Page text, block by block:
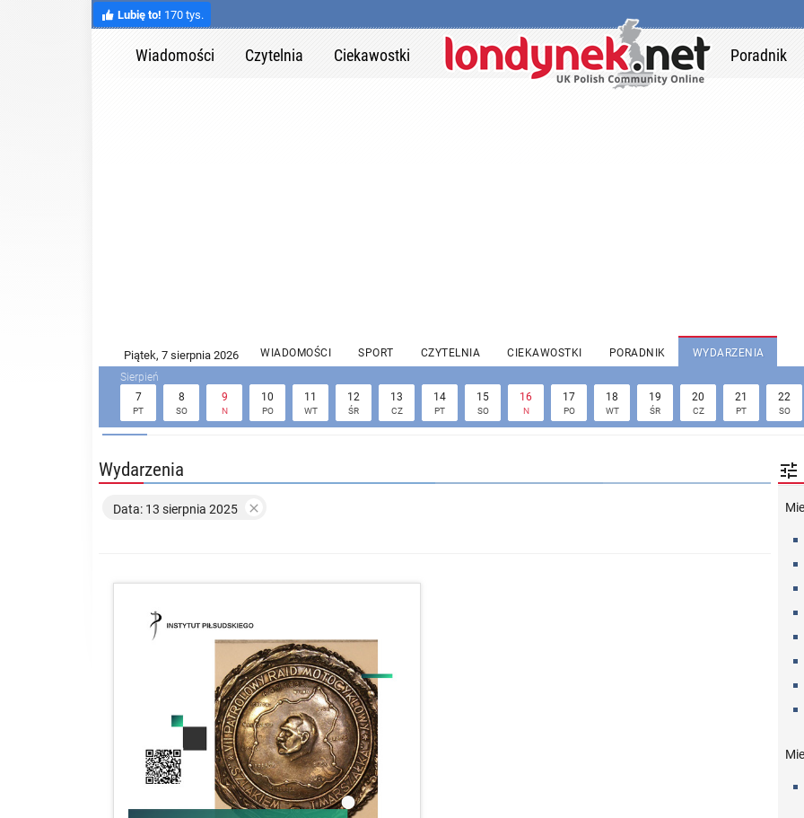
Lubię to! 170 tys.
Wiadomości Czytelnia Ciekawostki Poradnik
WIADOMOŚCI SPORT CZYTELNIA CIEKAWOSTKI PORADNIK WYDARZENIA
7
PT
8
SO
9
N
10
PO
11
WT
12
ŚR
13
CZ
14
PT
15
SO
16
N
17
PO
18
WT
19
ŚR
20
CZ
21
PT
22
SO

Wydarzenia
Data: 13 sierpnia 2025 